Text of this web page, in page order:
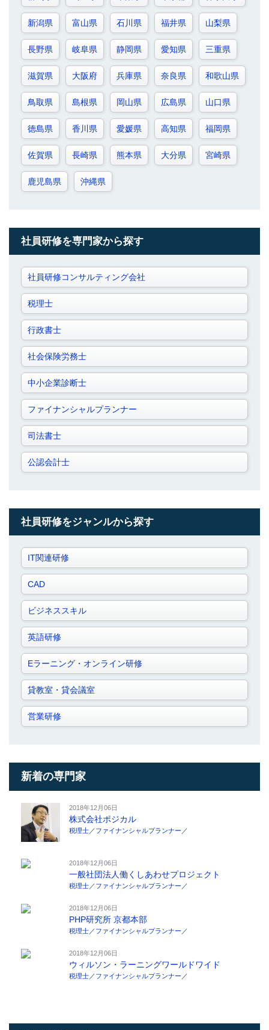
新潟県 富山県 石川県 福井県 山梨県
長野県 岐阜県 静岡県 愛知県 三重県
滋賀県 大阪府 兵庫県 奈良県 和歌山県
鳥取県 島根県 岡山県 広島県 山口県
徳島県 香川県 愛媛県 高知県 福岡県
佐賀県 長崎県 熊本県 大分県 宮崎県
鹿児島県 沖縄県
社員研修を専門家から探す
社員研修コンサルティング会社
税理士
行政書士
社会保険労務士
中小企業診断士
ファイナンシャルプランナー
司法書士
公認会計士
社員研修をジャンルから探す
IT関連研修
CAD
ビジネススキル
英語研修
Eラーニング・オンライン研修
貸教室・貸会議室
営業研修
新着の専門家
2018年12月06日
株式会社ポジカル
税理士 ／ファイナンシャルプランナー ／
2018年12月06日
一般社団法人働くしあわせプロジェクト
税理士 ／ファイナンシャルプランナー ／
2018年12月06日
PHP研究所 京都本部
税理士 ／ファイナンシャルプランナー ／
2018年12月06日
ウィルソン・ラーニングワールドワイド
税理士 ／ファイナンシャルプランナー ／